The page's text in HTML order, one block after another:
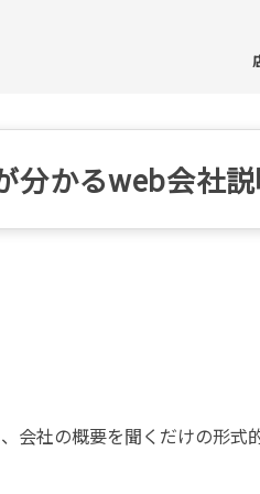
分かるweb会社説
会社の概要を聞くだけの形式